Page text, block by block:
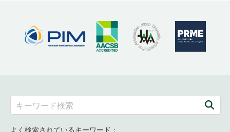
よく検索されているキーワード：